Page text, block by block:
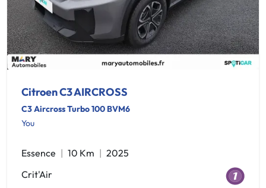
Citroen C3 AIRCROSS
C3 Aircross Turbo 100 BVM6
You
Essence 10 Km
2025
Crit'Air